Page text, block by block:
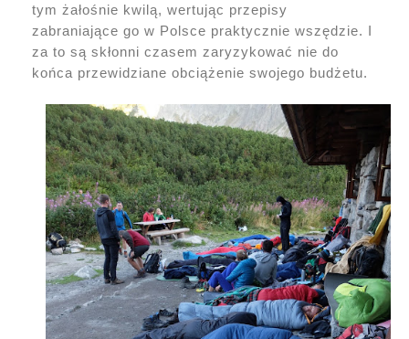
tym żałośnie kwilą, wertując przepisy
zabraniające go w Polsce praktycznie wszędzie. I
za to są skłonni czasem zaryzykować nie do
końca przewidziane obciążenie swojego budżetu.